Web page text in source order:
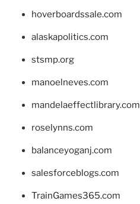
hoverboardssale.com
alaskapolitics.com
stsmp.org
manoelneves.com
mandelaeffectlibrary.com
roselynns.com
balanceyoganj.com
salesforceblogs.com
TrainGames365.com